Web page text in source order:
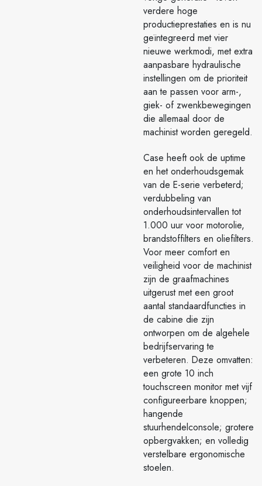
verdere hoge
productieprestaties en is nu
geïntegreerd met vier
nieuwe werkmodi, met extra
aanpasbare hydraulische
instellingen om de prioriteit
aan te passen voor arm-,
giek- of zwenkbewegingen
die allemaal door de
machinist worden geregeld.
Case heeft ook de uptime
en het onderhoudsgemak
van de E-serie verbeterd;
verdubbeling van
onderhoudsintervallen tot
1.000 uur voor motorolie,
brandstoffilters en oliefilters.
Voor meer comfort en
veiligheid voor de machinist
zijn de graafmachines
uitgerust met een groot
aantal standaardfuncties in
de cabine die zijn
ontworpen om de algehele
bedrijfservaring te
verbeteren. Deze omvatten:
een grote 10 inch
touchscreen monitor met vijf
configureerbare knoppen;
hangende
stuurhendelconsole; grotere
opbergvakken; en volledig
verstelbare ergonomische
stoelen.